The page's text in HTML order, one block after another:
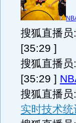
搜狐直播员:
[35:29 ]
搜狐直播员:
[35:29 ]
搜狐直播
实时技术统